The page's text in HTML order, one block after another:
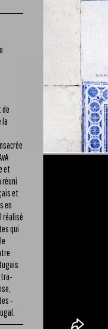
de
la
et
réuni
et
en
réalisé
qui
-